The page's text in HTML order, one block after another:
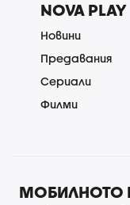
NOVA PLAY
Новини
Предавания
Сериали
Филми
МОБИЛНОТО